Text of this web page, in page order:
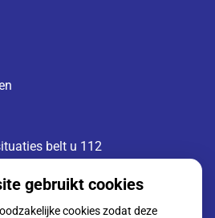
belt u 112
de dokter?
gebruikt cookies
cookies zodat deze